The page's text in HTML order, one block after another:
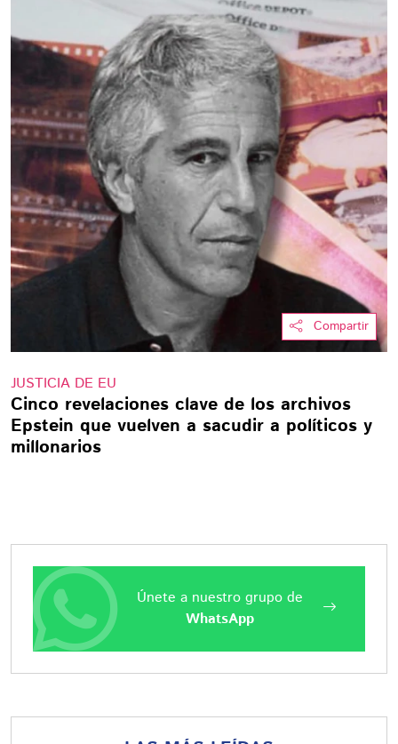
Compartir
JUSTICIA DE EU
Cinco revelaciones clave de los archivos
Epstein que vuelven a sacudir a políticos y
millonarios
Únete a nuestro grupo de
WhatsApp